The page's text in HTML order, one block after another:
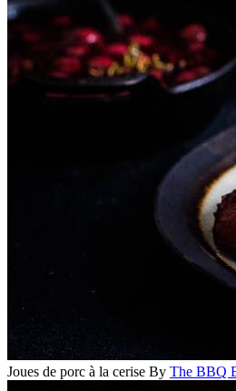
Joues de porc à la cerise By The BBQ